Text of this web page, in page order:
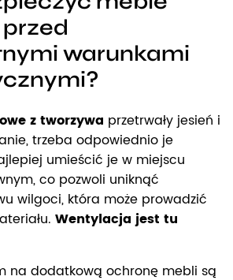
warunkami
z tworzywa przetrwały jesień i
trzeba odpowiednio je
umieścić je w miejscu
co pozwoli uniknąć
wilgoci, która może prowadzić
Wentylacja jest tu
na dodatkową ochronę mebli są